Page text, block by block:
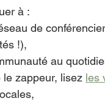
à :
de
!),
au
zappeur, lisez les